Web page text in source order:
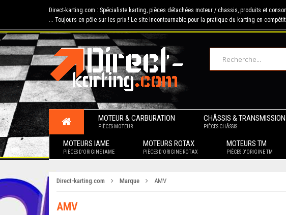
Direct-karting.com : Spécialiste karting, pièces détachées moteur / chassis, produits et
... Toujours en pôle sur les prix ! Le site incontournable pour la pratique du karting en
MOTEUR & CARBURATION
PIÈCES MOTEUR
CHÂSSIS & TRANSMISSION
PIÈCES CHÂSSIS
MOTEURS IAME
PIÈCES D'ORIGINE IAME
MOTEURS ROTAX
PIÈCES D'ORIGINE ROTAX
MOTEURS TM
PIÈCES D'ORIGINE TM
Direct-karting.com Marque AMV
AMV